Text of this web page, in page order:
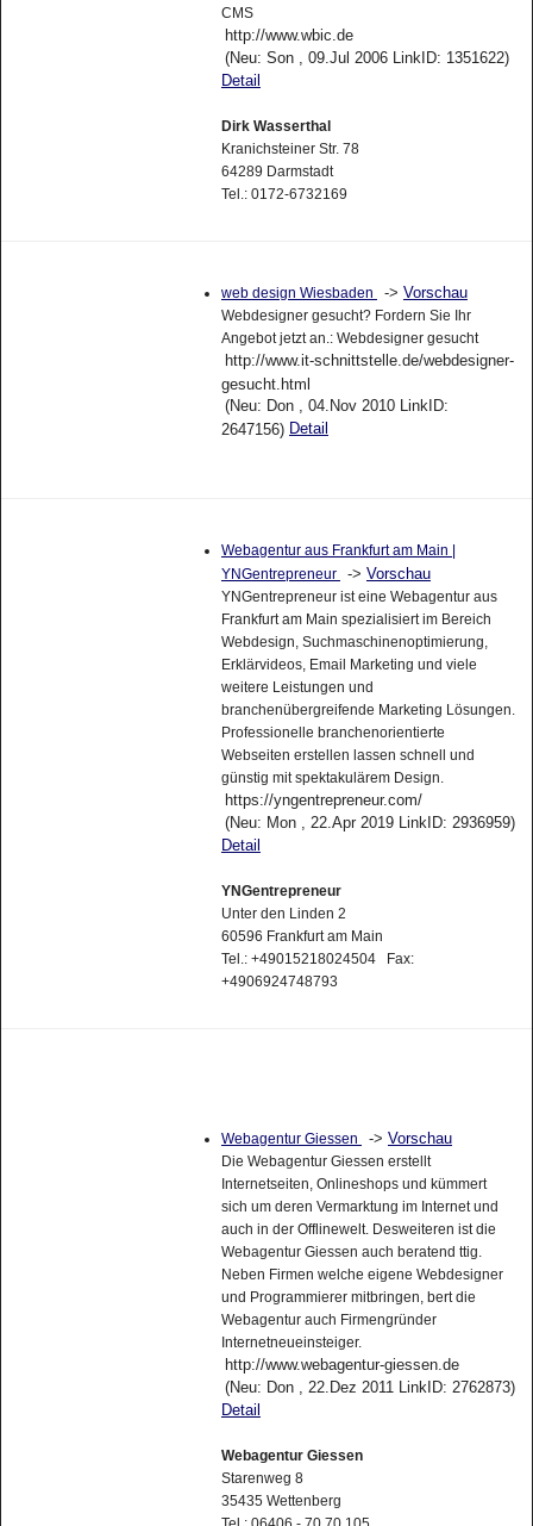
CMS
http://www.wbic.de
(Neu: Son , 09.Jul 2006 LinkID: 1351622)
Detail
Dirk Wasserthal
Kranichsteiner Str. 78
64289 Darmstadt
Tel.: 0172-6732169
web design Wiesbaden -> Vorschau
Webdesigner gesucht? Fordern Sie Ihr
Angebot jetzt an.: Webdesigner gesucht
http://www.it-schnittstelle.de/webdesigner-
gesucht.html
(Neu: Don , 04.Nov 2010 LinkID:
2647156) Detail
Webagentur aus Frankfurt am Main |
YNGentrepreneur
-> Vorschau
YNGentrepreneur ist eine Webagentur aus
Frankfurt am Main spezialisiert im Bereich
Webdesign, Suchmaschinenoptimierung,
Erklärvideos, Email Marketing und viele
weitere Leistungen und
branchenübergreifende Marketing Lösungen.
Professionelle branchenorientierte
Webseiten erstellen lassen schnell und
günstig mit spektakulärem Design.
https://yngentrepreneur.com/
(Neu: Mon , 22.Apr 2019 LinkID: 2936959)
Detail
YNGentrepreneur
Unter den Linden 2
60596 Frankfurt am Main
Tel.: +49015218024504 Fax:
+4906924748793
Webagentur Giessen -> Vorschau
Die Webagentur Giessen erstellt
Internetseiten, Onlineshops und kümmert
sich um deren Vermarktung im Internet und
auch in der Offlinewelt. Desweiteren ist die
Webagentur Giessen auch beratend ttig.
Neben Firmen welche eigene Webdesigner
und Programmierer mitbringen, bert die
Webagentur auch Firmengründer
Internetneueinsteiger.
http://www.webagentur-giessen.de
(Neu: Don , 22.Dez 2011 LinkID: 2762873)
Detail
Webagentur Giessen
Starenweg 8
35435 Wettenberg